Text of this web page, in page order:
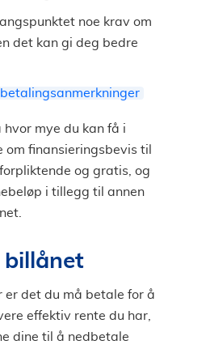
noe krav om
det kan gi deg bedre
betalingsanmerkninger
mye du kan få i
om finansieringsbevis til
og gratis, og
i tillegg til annen
billånet
er det du må betale for å
effektiv rente du har,
dine til å nedbetale